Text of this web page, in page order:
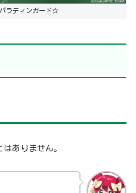
ラディンガード☆
ありません。